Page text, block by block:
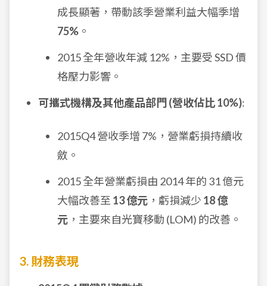
成長顯著，帶動該季營業利益大幅季增
75% 。
2015 全年營收年減 12%，主要受 SSD 價
格壓力影響。
可攜式機構及其他產品部門 (營收佔比 10%):
2015Q4 營收季增 7%，營業虧損持續收
斂。
2015 全年營業虧損由 2014 年的 31 億元
大幅改善至 13 億元 ，虧損減少 18 億
元 ，主要來自光寶移動 (LOM) 的改善。
3. 財務表現